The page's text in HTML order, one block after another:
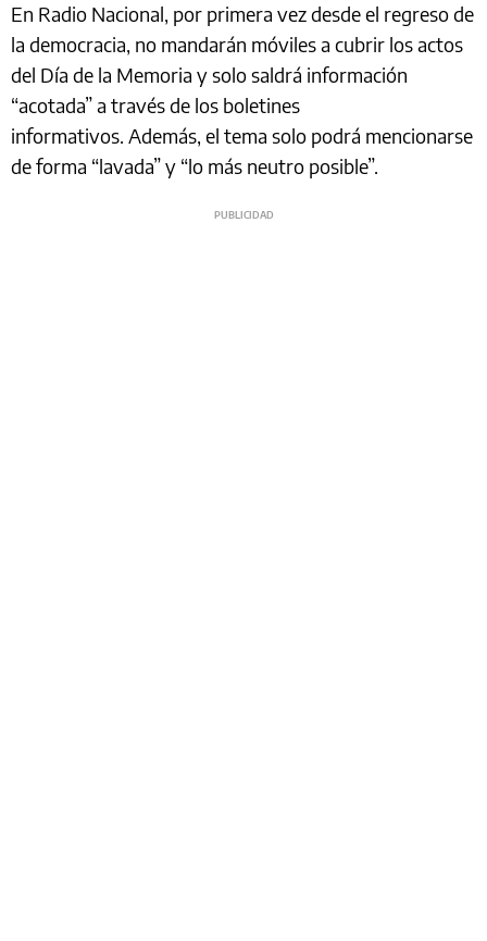
En Radio Nacional, por primera vez desde el regreso de
la democracia, no mandarán móviles a cubrir los actos
del Día de la Memoria y solo saldrá información
“acotada” a través de los boletines
informativos. Además, el tema solo podrá mencionarse
de forma “lavada” y “lo más neutro posible”.